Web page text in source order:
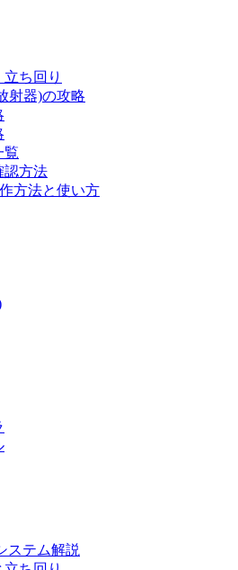
ち回り
射器)の攻略
覧
認方法
方法と使い方
ステム解説